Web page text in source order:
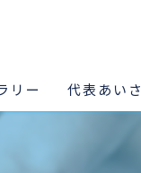
リー 代表あい